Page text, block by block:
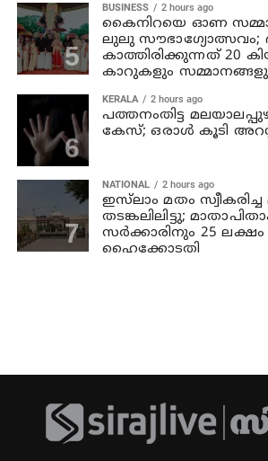
BUSINESS 2 hours ago
കൈനിറയെ ഓണ
ലുലു സൗഭാ​ഗ്യോത്സവം;
കാത്തിരിക്കുന്നത് 20
കാറുകളും
KERALA 2 hours ago
പത്തനംതിട്ട
കേസ്; ഒരാള്‍ കൂടി
NATIONAL 2 hours ago
ഇസ്‍ലാം മതം
തടങ്കലിലിട്ടു;
സർക്കാരിനും 25 ലക്ഷം
ഹൈക്കോടതി